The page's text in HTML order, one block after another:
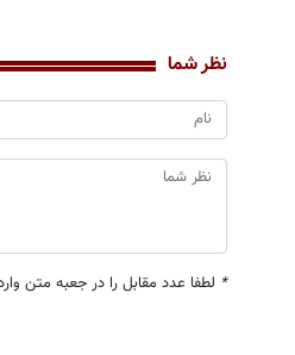
نظر شما
* لطفا عدد مقابل را در جعبه متن